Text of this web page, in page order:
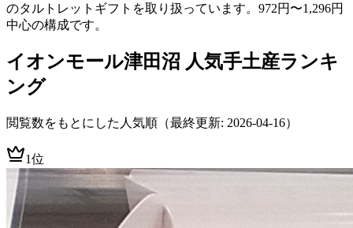
のタルトレットギフトを取り扱っています。972円〜1,296円
中心の構成です。
イオンモール津田沼 人気手土産ランキ
ング
閲覧数をもとにした人気順 （最終更新: 2026-04-16）
1位